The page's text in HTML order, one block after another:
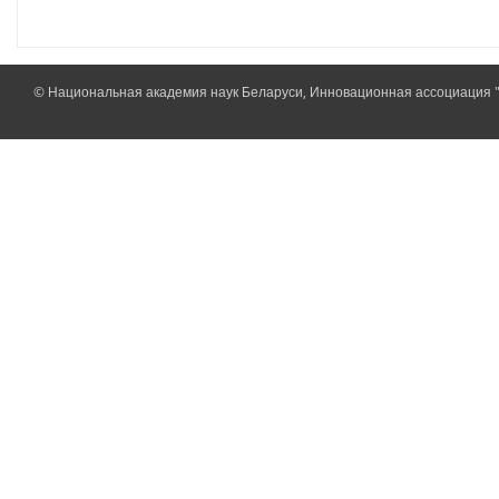
© Национальная академия наук Беларуси, Инновационная ассоциация